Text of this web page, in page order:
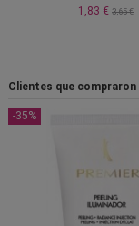
1,83 € 3,65 €
Clientes que
-35%